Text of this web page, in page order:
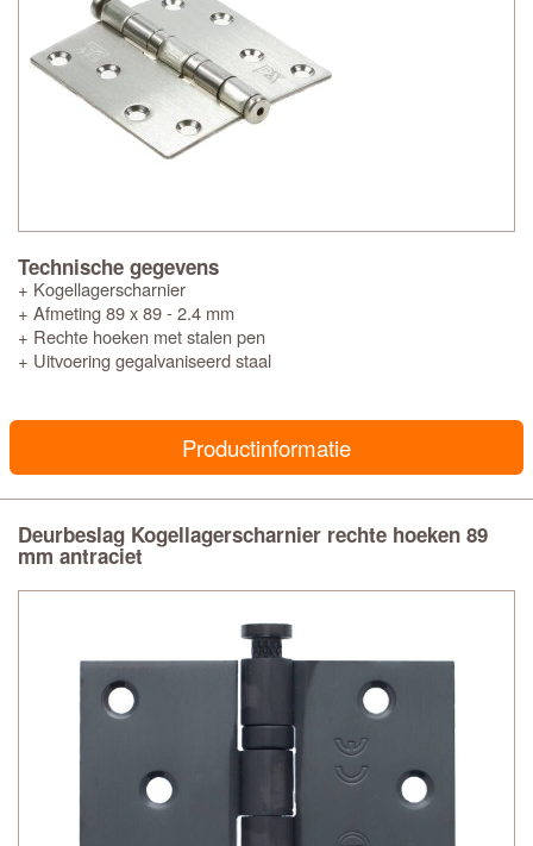
Technische gegevens
+ Kogellagerscharnier
+ Afmeting 89 x 89 - 2.4 mm
+ Rechte hoeken met stalen pen
+ Uitvoering gegalvaniseerd staal
Productinformatie
Deurbeslag Kogellagerscharnier rechte hoeken 89
mm antraciet